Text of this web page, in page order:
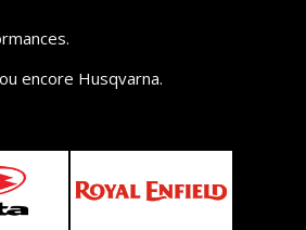
encore Husqvarna.